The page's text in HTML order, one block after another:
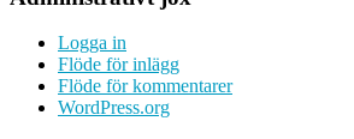
Logga in
Flöde för inlägg
Flöde för kommentarer
WordPress.org